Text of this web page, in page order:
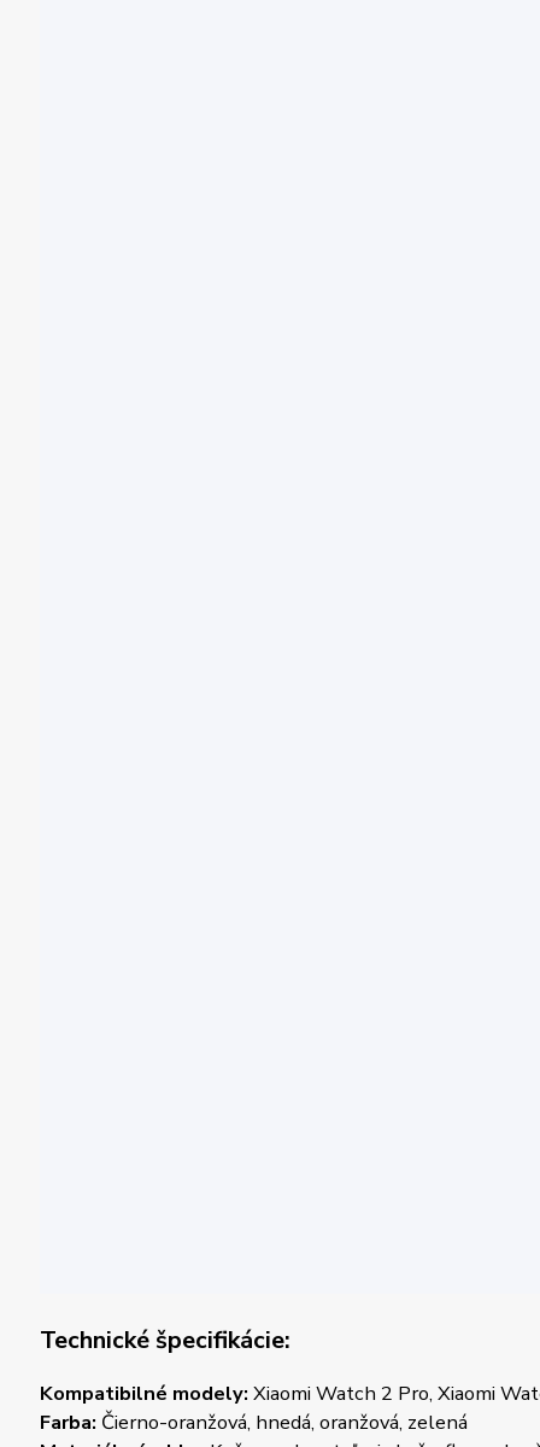
Technické špecifikácie:
Kompatibilné modely: Xiaomi Watch 2 Pro, Xiaomi
Farba: Čierno-oranžová, hnedá, oranžová, zelená